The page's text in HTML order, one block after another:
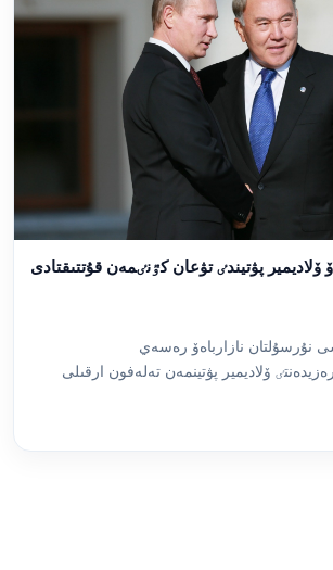
ۆلاديمير پۋتيندٸ تۋعان كٷنٸمەن قۇتتىقتادى
نازارباەۆ رەسەي
ۆلاديمير پۋتينمەن تەلەفون ارقىلى